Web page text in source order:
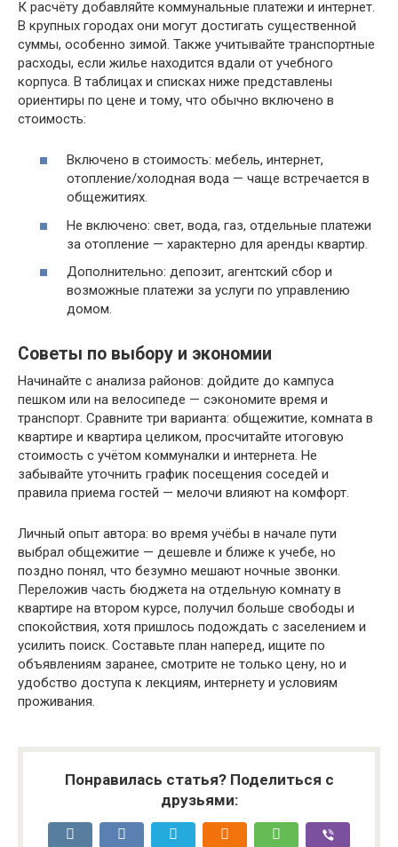
К расчёту добавляйте коммунальные платежи и интернет.
В крупных городах они могут достигать существенной
суммы, особенно зимой. Также учитывайте транспортные
расходы, если жилье находится вдали от учебного
корпуса. В таблицах и списках ниже представлены
ориентиры по цене и тому, что обычно включено в
стоимость:
Включено в стоимость: мебель, интернет,
отопление/холодная вода — чаще встречается в
общежитиях.
Не включено: свет, вода, газ, отдельные платежи
за отопление — характерно для аренды квартир.
Дополнительно: депозит, агентский сбор и
возможные платежи за услуги по управлению
домом.
Советы по выбору и экономии
Начинайте с анализа районов: дойдите до кампуса
пешком или на велосипеде — сэкономите время и
транспорт. Сравните три варианта: общежитие, комната в
квартире и квартира целиком, просчитайте итоговую
стоимость с учётом коммуналки и интернета. Не
забывайте уточнить график посещения соседей и
правила приема гостей — мелочи влияют на комфорт.
Личный опыт автора: во время учёбы в начале пути
выбрал общежитие — дешевле и ближе к учебе, но
поздно понял, что безумно мешают ночные звонки.
Переложив часть бюджета на отдельную комнату в
квартире на втором курсе, получил больше свободы и
спокойствия, хотя пришлось подождать с заселением и
усилить поиск. Составьте план наперед, ищите по
объявлениям заранее, смотрите не только цену, но и
удобство доступа к лекциям, интернету и условиям
проживания.
Понравилась статья? Поделиться с
друзьями: